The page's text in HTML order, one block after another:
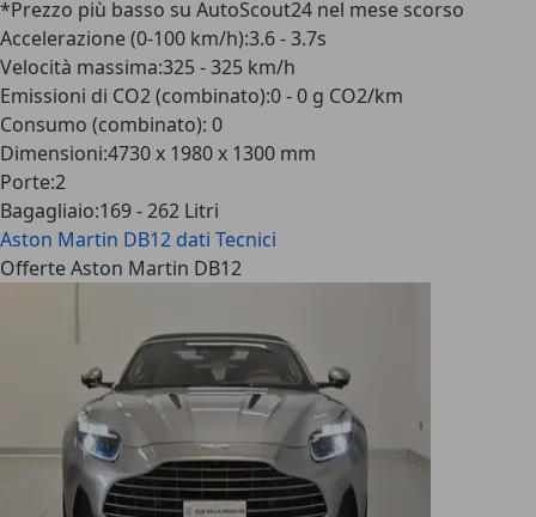
*Prezzo più basso su AutoScout24 nel mese scorso
Accelerazione (0-100 km/h):3.6 - 3.7s
Velocità massima:325 - 325 km/h
Emissioni di CO2 (combinato):0 - 0 g CO2/km
Consumo (combinato): 0
Dimensioni:4730 x 1980 x 1300 mm
Porte:2
Bagagliaio:169 - 262 Litri
Aston Martin DB12 dati Tecnici
Offerte Aston Martin DB12